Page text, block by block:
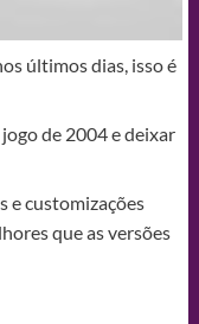
últimos dias, isso é
de 2004 e deixar
e customizações
que as versões